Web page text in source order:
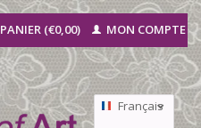
PANIER (€0,00) MON COMPTE
Français